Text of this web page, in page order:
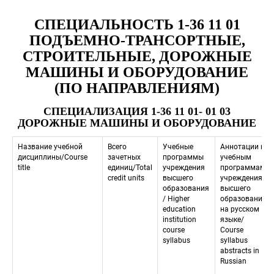
СПЕЦИАЛЬНОСТЬ 1-36 11 01
ПОДЪЕМНО-ТРАНСОРТНЫЕ,
СТРОИТЕЛЬНЫЕ, ДОРОЖНЫЕ
МАШИНЫ И ОБОРУДОВАНИЕ
(ПО НАПРАВЛЕНИЯМ)
СПЕЦИАЛИЗАЦИЯ 1-36 11 01- 01 03
ДОРОЖНЫЕ МАШИНЫ И ОБОРУДОВАНИЕ
Название учебной
дисциплины/Course
title
Всего
зачетных
единиц/Total
credit units
Учебные
программы
учреждения
высшего
образования
/ Higher
education
institution
course
syllabus
Аннотации к
учебным
программам
учреждения
высшего
образования
на русском
языкe/
Course
syllabus
abstracts in
Russian